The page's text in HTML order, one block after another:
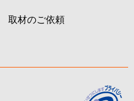
取材のご依頼